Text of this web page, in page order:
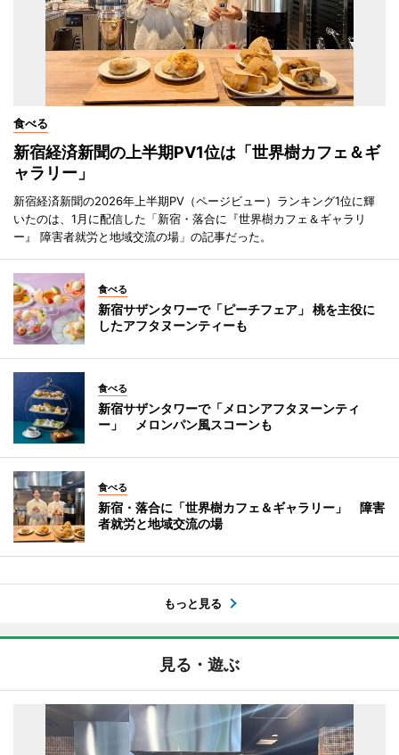
食べる
新宿経済新聞の上半期PV1位は「世界樹カフェ＆ギ
ャラリー」
新宿経済新聞の2026年上半期PV（ページビュー）ランキング1位に輝
いたのは、1月に配信した「新宿・落合に『世界樹カフェ＆ギャラリ
ー』 障害者就労と地域交流の場」の記事だった。
食べる
新宿サザンタワーで「ピーチフェア」 桃を主役に
したアフタヌーンティーも
食べる
新宿サザンタワーで「メロンアフタヌーンティ
ー」 メロンパン風スコーンも
食べる
新宿・落合に「世界樹カフェ＆ギャラリー」 障害
者就労と地域交流の場
もっと見る
見る・遊ぶ